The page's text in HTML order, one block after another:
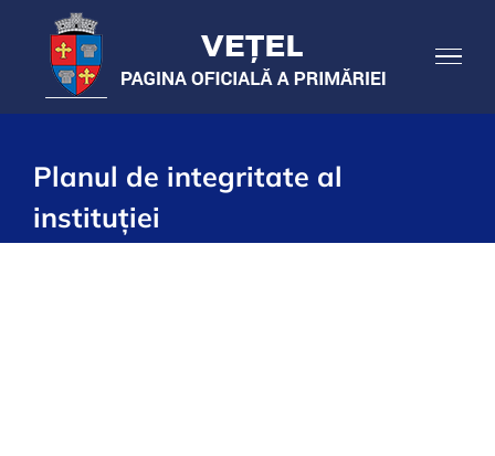
content
Planul de integritate al
instituției